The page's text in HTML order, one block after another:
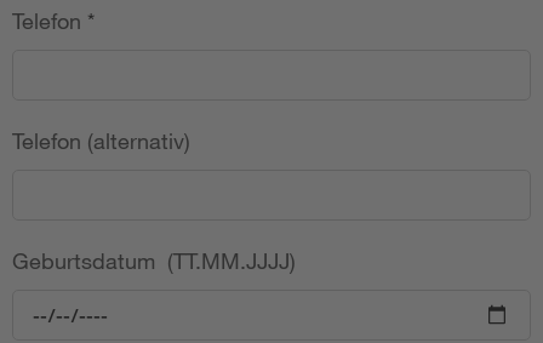
Telefon *
Telefon (alternativ)
Geburtsdatum (TT.MM.JJJJ)